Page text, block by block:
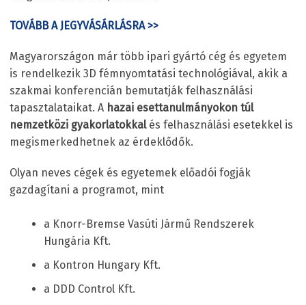
TOVÁBB A JEGYVÁSÁRLÁSRA >>
Magyarországon már több ipari gyártó cég és egyetem
is rendelkezik 3D fémnyomtatási technológiával, akik a
szakmai konferencián bemutatják felhasználási
tapasztalataikat. A hazai esettanulmányokon túl
nemzetközi gyakorlatokkalés felhasználási esetekkel is
megismerkedhetnek az érdeklődők.
Olyan neves cégek és egyetemek előadói fogják
gazdagítani a programot, mint
a Knorr-Bremse Vasúti Jármű Rendszerek
Hungária Kft.
a Kontron Hungary Kft.
a DDD Control Kft.